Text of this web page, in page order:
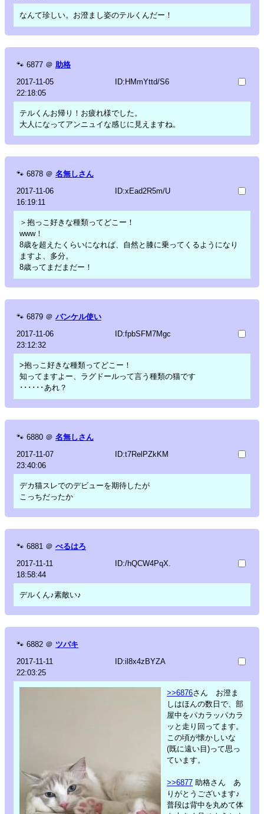
なんて珍しい。お澄まし姿のテルくんだー！
🐾 6877 ＠ 助格
2017-11-05
22:18:05
ID:HMmYttd/S6
テルくんお帰り！お疲れ様でした。
大人になってアンニュイな感じに見えますね。
🐾 6878 ＠ 名無しさん
2017-11-06
16:19:11
ID:xEad2R5m/U
＞抱っこ好きな種類ってどこー！
www！
8歳を超えたくらいになれば、自然と膝に乗ってくるようになり
ますよ、多分。
8歳ってまだまだー！
🐾 6879 ＠ バンケル使い
2017-11-06
23:12:32
ID:fpbSFM7Mgc
>抱っこ好きな種類ってどこー！
知ってますよー、ラグドールって言う種類の猫です
･･････あれ？
🐾 6880 ＠ 名無しさん
2017-11-07
23:40:06
ID:t7RelPZkKM
デカ猫スレでのデビューを期待したが
こっちだったか
🐾 6881 ＠ べるはろ
2017-11-11
18:58:44
ID:/hQCW4PqX.
デルくん♪素敵い♪
🐾 6882 ＠ ツバキ
2017-11-11
22:03:25
ID:il8x4zBYZA
>>6876さん お澄ま
しはほんの数日で、部
屋中をパカラッパカラ
ッと走り回ってます。
この頃が懐かしいな
(既に遠い目)って思っ
ています。
>>6877 助格さん あ
りがとうございます♪
普段は背中を丸めて体